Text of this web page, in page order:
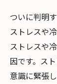
ついに判明
ストレスや
ストレスや
因です。ス
意識に緊張